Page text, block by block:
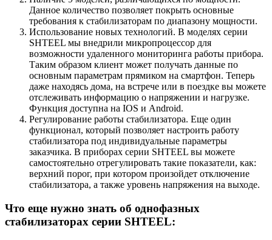
Данное количество позволяет покрыть основные
требования к стабилизаторам по диапазону мощности.
Использование новых технологий. В моделях серии
SHTEEL мы внедрили микропроцессор для
возможности удаленного мониторинга работы прибора.
Таким образом клиент может получать данные по
основным параметрам прямиком на смартфон. Теперь
даже находясь дома, на встрече или в поездке вы можете
отслеживать информацию о напряжении и нагрузке.
Функция доступна на IOS и Android.
Регулирование работы стабилизатора. Еще один
функционал, который позволяет настроить работу
стабилизатора под индивидуальные параметры
заказчика. В приборах серии SHTEEL вы можете
самостоятельно отрегулировать такие показатели, как:
верхний порог, при котором произойдет отключение
стабилизатора, а также уровень напряжения на выходе.
Что еще нужно знать об однофазных
стабилизаторах серии SHTEEL: